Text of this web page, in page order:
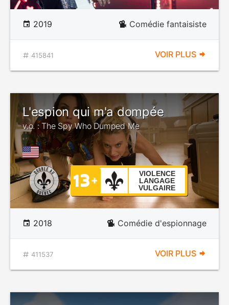
2019 Comédie fantaisiste
415841 VOIR PLUS
L'espion qui m'a dompée
v.o. : The Spy Who Dumped Me
VIOLENCE
LANGAGE
VULGAIRE
2018 Comédie d'espionnage
411537 VOIR PLUS